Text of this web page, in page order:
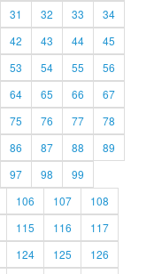
31 32 33
34
42 43 44
45
53 54 55
56
64 65 66
67
75 76 77
78
86 87 88
89
97 98
99
106 107
108
115 116
117
124 125
126